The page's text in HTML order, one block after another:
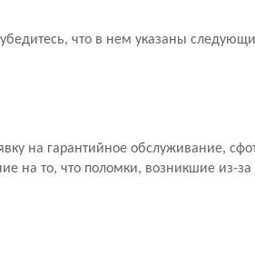
что в нем указаны
на гарантийное обслуживание,
на то, что поломки, возникшие из-за